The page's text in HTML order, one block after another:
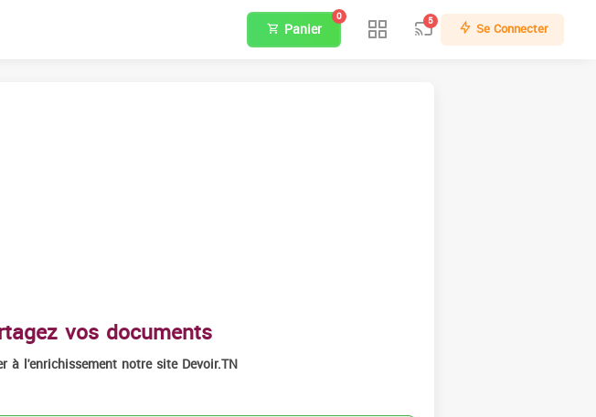
Panier
0 5 Se Connecter
vos documents
à l'enrichissement notre site Devoir.TN